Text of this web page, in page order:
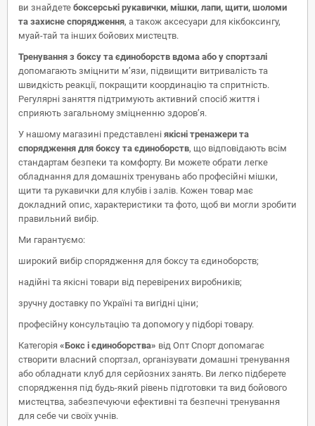
ви знайдете боксерські рукавички, мішки, лапи, щити, шоломи
та захисне спорядження, а також аксесуари для кікбоксингу,
муай-тай та інших бойових мистецтв.
Тренування з боксу та єдиноборств вдома або у спортзалі
допомагають зміцнити м’язи, підвищити витривалість та
швидкість реакції, покращити координацію та спритність.
Регулярні заняття підтримують активний спосіб життя і
сприяють загальному зміцненню здоров’я.
У нашому магазині представлені якісні тренажери та
спорядження для боксу та єдиноборств, що відповідають всім
стандартам безпеки та комфорту. Ви можете обрати легке
обладнання для домашніх тренувань або професійні мішки,
щити та рукавички для клубів і залів. Кожен товар має
докладний опис, характеристики та фото, щоб ви могли зробити
правильний вибір.
Ми гарантуємо:
широкий вибір спорядження для боксу та єдиноборств;
надійні та якісні товари від перевірених виробників;
зручну доставку по Україні та вигідні ціни;
професійну консультацію та допомогу у підборі товару.
Категорія «Бокс і єдиноборства» від Опт Спорт допомагає
створити власний спортзал, організувати домашні тренування
або обладнати клуб для серйозних занять. Ви легко підберете
спорядження під будь-який рівень підготовки та вид бойового
мистецтва, забезпечуючи ефективні та безпечні тренування
для себе чи своїх учнів.